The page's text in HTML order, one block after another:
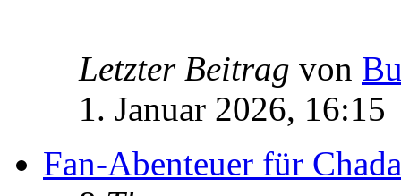
Letzter Beitrag von
1. Januar 2026, 16:15
Fan-Abenteuer für